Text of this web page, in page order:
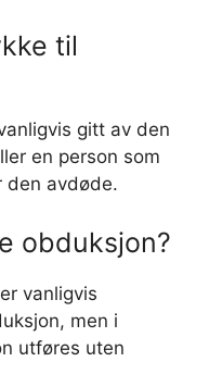
til
gitt av den
en person som
den avdøde.
obduksjon?
vanligvis
men i
utføres uten